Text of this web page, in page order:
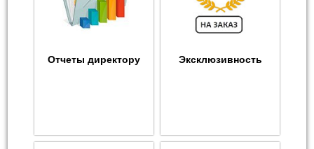
Отчеты директору Эксклюзивность